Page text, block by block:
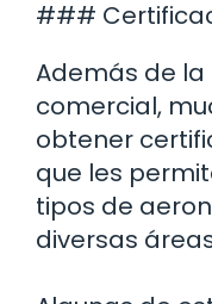
###
Además de
comercial,
obtener
que les
tipos de
diversas